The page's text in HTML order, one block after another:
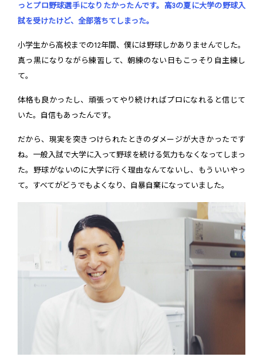
っとプロ野球選手になりたかったんです。高3の夏に大学の野球入
試を受けたけど、全部落ちてしまった。
小学生から高校までの12年間、僕には野球しかありませんでした。
真っ黒になりながら練習して、朝練のない日もこっそり自主練し
て。
体格も良かったし、頑張ってやり続ければプロになれると信じて
いた。自信もあったんです。
だから、現実を突きつけられたときのダメージが大きかったです
ね。一般入試で大学に入って野球を続ける気力もなくなってしまっ
た。野球がないのに大学に行く理由なんてないし、もういいやっ
て。すべてがどうでもよくなり、自暴自棄になっていました。